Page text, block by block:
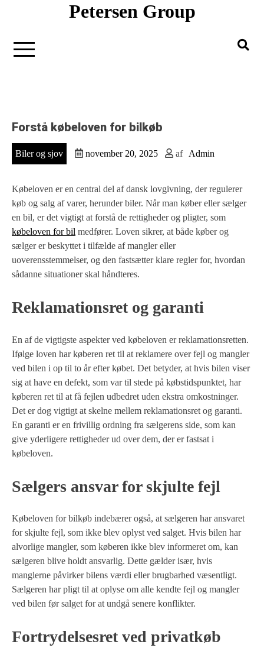
Petersen Group
Forstå købeloven for bilkøb
Biler og sjov november 20, 2025 af Admin
Købeloven er en central del af dansk lovgivning, der regulerer
køb og salg af varer, herunder biler. Når man køber eller sælger
en bil, er det vigtigt at forstå de rettigheder og pligter, som
købeloven for bil medfører. Loven sikrer, at både køber og
sælger er beskyttet i tilfælde af mangler eller
uoverensstemmelser, og den fastsætter klare regler for, hvordan
sådanne situationer skal håndteres.
Reklamationsret og garanti
En af de vigtigste aspekter ved købeloven er reklamationsretten.
Ifølge loven har køberen ret til at reklamere over fejl og mangler
ved bilen i op til to år efter købet. Det betyder, at hvis bilen viser
sig at have en defekt, som var til stede på købstidspunktet, har
køberen ret til at få fejlen udbedret uden ekstra omkostninger.
Det er dog vigtigt at skelne mellem reklamationsret og garanti.
En garanti er en frivillig ordning fra sælgerens side, som kan
give yderligere rettigheder ud over dem, der er fastsat i
købeloven.
Sælgers ansvar for skjulte fejl
Købeloven for bilkøb indebærer også, at sælgeren har ansvaret
for skjulte fejl, som ikke blev oplyst ved salget. Hvis bilen har
alvorlige mangler, som køberen ikke blev informeret om, kan
sælgeren blive holdt ansvarlig. Dette gælder især, hvis
manglerne påvirker bilens værdi eller brugbarhed væsentligt.
Sælgeren har pligt til at oplyse om alle kendte fejl og mangler
ved bilen før salget for at undgå senere konflikter.
Fortrydelsesret ved privatkøb